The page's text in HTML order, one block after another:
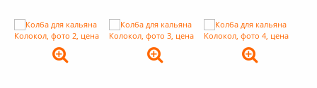
Условия опта